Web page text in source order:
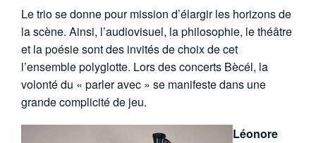
Le trio se donne pour mission d’élargir les horizons de
la scène. Ainsi, l’audiovisuel, la philosophie, le théâtre
et la poésie sont des invités de choix de cet
l’ensemble polyglotte. Lors des concerts Bècél, la
volonté du « parler avec » se manifeste dans une
grande complicité de jeu.
Léonore